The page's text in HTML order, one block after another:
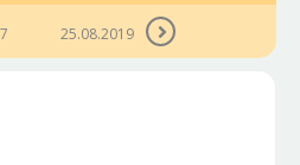
25.08.2019